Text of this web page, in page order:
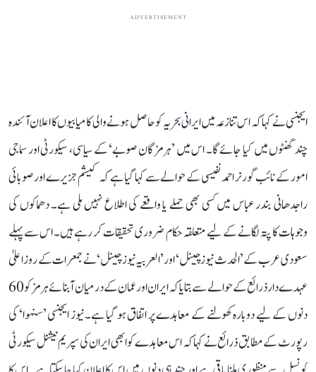
ADVERTISEMENT
ایجنسی نے کہا کہ اس تنازعہ میں ایرانی بحریہ کو حاصل ہونے والی کامیابیوں کا اعلان آئندہ
چند گھنٹوں میں کیا جائے گا۔ اس میں ’ہرمزگان صوبے‘ کے سیاسی، سیکورٹی اور سماجی
امور کے نائب گورنر احمد نفیسی کے حوالے سے کہا گیا ہے کہ کیشم جزیرے اور صوبائی
راجدھانی بندر عباس میں کسی بھی حملے یا واقعے کی اطلاع نہیں ملی ہے۔ دھماکوں کی
وجوہات کا پتہ لگانے کے لیے متعلقہ حکام ضروری تحقیقات کر رہے ہیں۔ اس سے پہلے
سعودی عرب کے ’الحدث نیوز چینل‘ اور ’العربیہ نیوز چینل‘ نے جمعرات کے روز اعلیٰ
عہدے دار ذرائع کے حوالے سے بتایا کہ ایران اور عمان کے درمیان آبنائے ہرمز کو 60
دنوں کے لیے دوبارہ کھولنے کے معاہدے پر اتفاق ہو گیا ہے۔ نیوز ایجنسی ’سنہوا‘ کی
رپورٹ کے مطابق ذرائع نے کہا کہ اس معاہدے کو ابھی ایران کی سپریم نیشنل سیکورٹی